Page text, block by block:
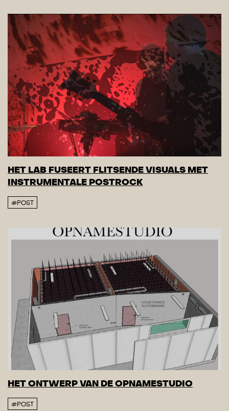
HET LAB FUSEERT FLITSENDE VISUALS MET
INSTRUMENTALE POSTROCK
#POST
HET ONTWERP VAN DE OPNAMESTUDIO
#POST